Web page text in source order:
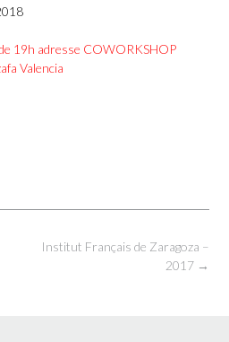
19h adresse COWORKSHOP
Valencia
Institut Français de Zaragoza –
2017 →